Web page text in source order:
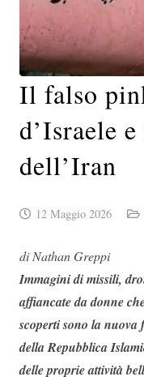
Il falso
d’Israele
dell’Iran
12 Maggio 2026
di Nathan Greppi
Immagini di missili,
affiancate da donne
scoperti sono la
della Repubblica
delle proprie attività